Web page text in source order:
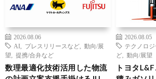
2026.08.06
AI
プレスリリースなど
動向/展
望
提携/合弁など
数理最適化技術活用した物流
2026.08.05
テクノロジ
ど
動向/展望
トヨタ